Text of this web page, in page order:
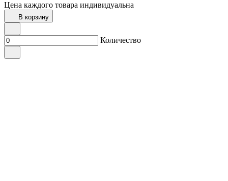
Цена каждого товара индивидуальна
В корзину
Количество